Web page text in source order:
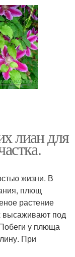
лиан для
жизни. В
плющ
растение
высаживают под
у плюща
При